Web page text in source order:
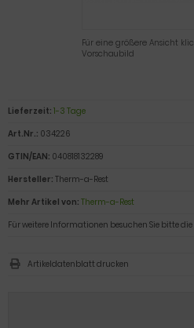
Für eine größere Ansicht
Vorschaubild
Lieferzeit: 1-3 Tage
Art.Nr.: 034226
GTIN/EAN: 040818132289
Hersteller: Therm-a-Rest
Mehr Artikel von: Therm-a-Rest
Für weitere Informationen besuchen Sie bitte die
Artikeldatenblatt drucken